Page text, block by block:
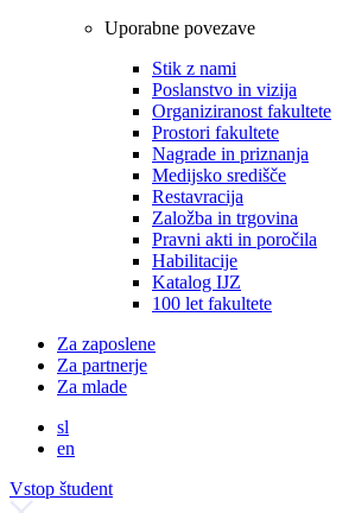
Uporabne povezave
Stik z nami
Poslanstvo in vizija
Organiziranost fakultete
Prostori fakultete
Nagrade in priznanja
Medijsko središče
Restavracija
Založba in trgovina
Pravni akti in poročila
Habilitacije
Katalog IJZ
100 let fakultete
Za zaposlene
Za partnerje
Za mlade
sl
en
Vstop študent